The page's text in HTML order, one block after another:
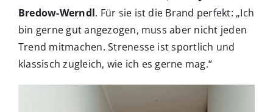
Bredow-Werndl. Für sie ist die Brand perfekt: „Ich
bin gerne gut angezogen, muss aber nicht jeden
Trend mitmachen. Strenesse ist sportlich und
klassisch zugleich, wie ich es gerne mag.“